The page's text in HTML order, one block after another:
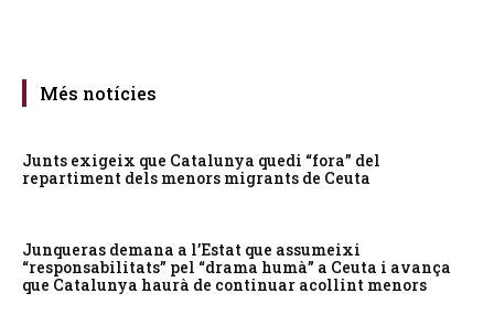
Més notícies
Junts exigeix que Catalunya quedi “fora” del
repartiment dels menors migrants de Ceuta
Junqueras demana a l’Estat que assumeixi
“responsabilitats” pel “drama humà” a Ceuta i avança
que Catalunya haurà de continuar acollint menors